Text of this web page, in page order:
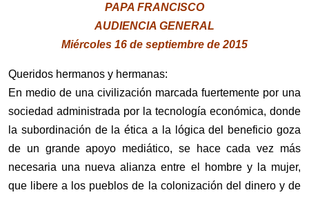
PAPA FRANCISCO
AUDIENCIA GENERAL
Miércoles 16 de septiembre de 2015
Queridos hermanos y hermanas:
En medio de una civilización marcada fuertemente por una
sociedad administrada por la tecnología económica, donde
la subordinación de la ética a la lógica del beneficio goza
de un grande apoyo mediático, se hace cada vez más
necesaria una nueva alianza entre el hombre y la mujer,
que libere a los pueblos de la colonización del dinero y de